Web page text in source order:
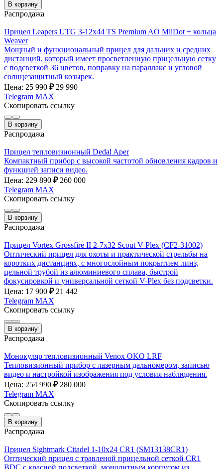
В корзину
Распродажа
Прицел Leapers UTG 3-12х44 TS Premium AO MilDot + кольца
Weaver
Мощный и функциональный прицел для дальних и средних
дистанций, который имеет просветленную прицельную сетку
с подсветкой 36 цветов, поправку на параллакс и угловой
солнцезащитный козырек.
Цена: 25 990 ₽ 29 990
Telegram MAX
Скопировать ссылку
В корзину
Распродажа
Прицел тепловизионный Dedal Aper
Компактный прибор с высокой частотой обновления кадров и
функцией записи видео.
Цена: 229 890 ₽ 260 000
Telegram MAX
Скопировать ссылку
В корзину
Распродажа
Прицел Vortex Grossfire II 2-7x32 Scout V-Plex (CF2-31002)
Оптический прицел для охоты и практической стрельбы на
коротких дистанциях, с многослойным покрытием линз,
цельной трубой из алюминиевого сплава, быстрой
фокусировкой и универсальной сеткой V-Plex без подсветки.
Цена: 17 900 ₽ 21 442
Telegram MAX
Скопировать ссылку
В корзину
Распродажа
Монокуляр тепловизионный Venox OKO LRF
Тепловизионный прибор с лазерным дальномером, записью
видео и настройкой изображения под условия наблюдения.
Цена: 254 990 ₽ 280 000
Telegram MAX
Скопировать ссылку
В корзину
Распродажа
Прицел Sightmark Citadel 1-10x24 CR1 (SM13138CR1)
Оптический прицел с травленой прицельной сеткой CR1